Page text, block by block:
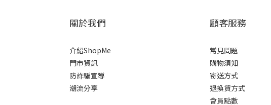
關於我們
介紹ShopMe
門市資訊
防詐騙宣導
潮流分享
顧客服務
常見問題
購物須知
寄送方式
退換貨方式
會員點數